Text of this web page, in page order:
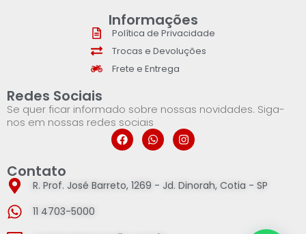
Informações
Política de Privacidade
Trocas e Devoluções
Frete e Entrega
Redes Sociais
Se quer ficar informado sobre nossas novidades. Siga-
nos em nossas redes sociais
Contato
R. Prof. José Barreto, 1269 - Jd. Dinorah, Cotia - SP
11 4703-5000